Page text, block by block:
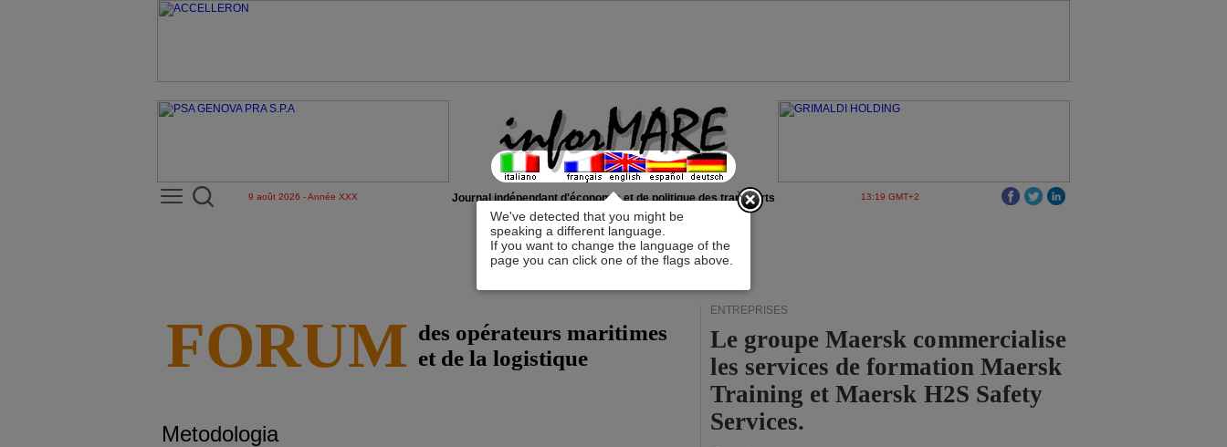
We've detected that you might be
speaking a different language.
If you want to change the language of the
page you can click one of the flags above.
x
9 août 2026 - Année XXX Journal indépendant d'économie et de politique des transports 13:19 GMT+2
FORUM des opérateurs maritimes
et de la logistique
Metodologia
ENTREPRISES
Le groupe Maersk commercialise
les services de formation Maersk
Training et Maersk H2S Safety
Services.